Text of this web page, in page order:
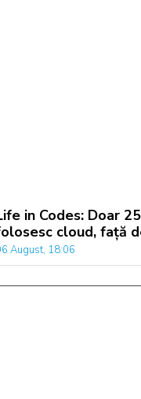
in Codes: Doar
cloud, față
August, 18:06